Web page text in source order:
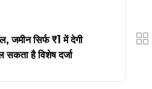
जमीन सिर्फ ₹1 में देगी
है विशेष दर्जा